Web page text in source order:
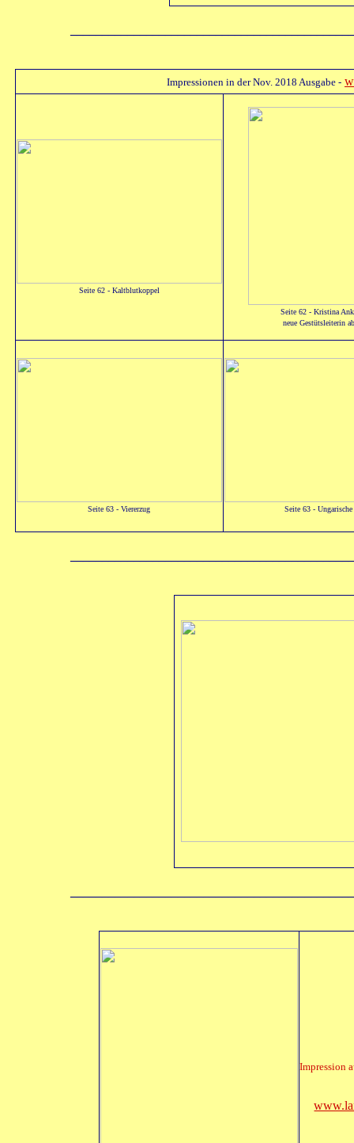
Impressionen in der Nov. 2018 Ausgabe -
Seite 62 - Kaltblutkoppel
Seite 62 - Kristina
neue Gestütsleiterin
Seite 63 - Viererzug Seite 63 -
Impression